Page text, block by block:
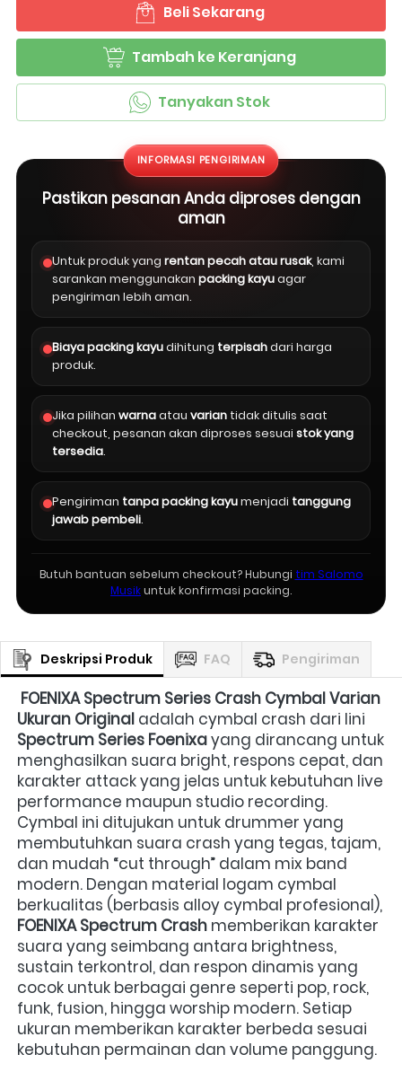
` Beli Sekarang
` Tambah ke Keranjang
` Tanyakan Stok
INFORMASI PENGIRIMAN
Pastikan pesanan Anda diproses dengan
aman
Untuk produk yang rentan pecah atau rusak, kami
sarankan menggunakan packing kayuagar
pengiriman lebih aman.
Biaya packing kayudihitung terpisahdari harga
produk.
Jika pilihan warnaatau varian tidak ditulis saat
checkout, pesanan akan diproses sesuai stok yang
tersedia.
Pengiriman tanpa packing kayumenjadi tanggung
jawab pembeli.
Butuh bantuan sebelum checkout? Hubungi tim Salomo
Musikuntuk konfirmasi packing.
Deskripsi Produk FAQ Pengiriman
FOENIXA Spectrum Series Crash Cymbal Varian
Ukuran Original
Spectrum Series Foenixa yang dirancang untuk
menghasilkan suara bright, respons cepat, dan
karakter attack yang jelas untuk kebutuhan live
performance maupun studio recording.
Cymbal ini ditujukan untuk drummer yang
membutuhkan suara crash yang tegas, tajam,
dan mudah “cut through” dalam mix band
modern. Dengan material logam cymbal
FOENIXA Spectrum Crash memberikan karakter
suara yang seimbang antara brightness,
sustain terkontrol, dan respon dinamis yang
cocok untuk berbagai genre seperti pop, rock,
funk, fusion, hingga worship modern. Setiap
ukuran memberikan karakter berbeda sesuai
kebutuhan permainan dan volume panggung.